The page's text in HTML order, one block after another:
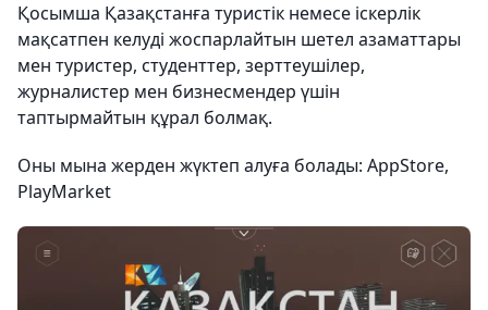
Қосымша Қазақстанға туристік немесе іскерлік
мақсатпен келуді жоспарлайтын шетел азаматтары
мен туристер, студенттер, зерттеушілер,
журналистер мен бизнесмендер үшін
таптырмайтын құрал болмақ.
Оны мына жерден жүктеп алуға болады: AppStore,
PlayMarket